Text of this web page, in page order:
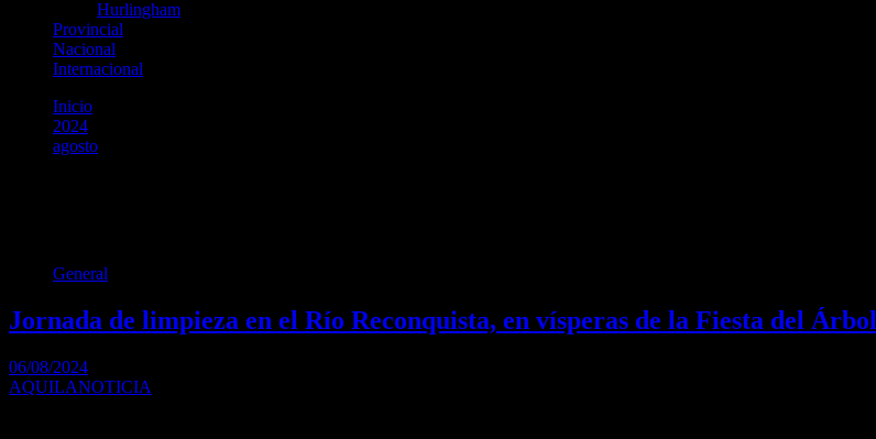
Hurlingham
Provincial
Nacional
Internacional
Inicio
2024
agosto
General
Jornada de limpieza en el Río Reconquista, en vísperas de la Fiesta del Árbol
06/08/2024
AQUILANOTICIA